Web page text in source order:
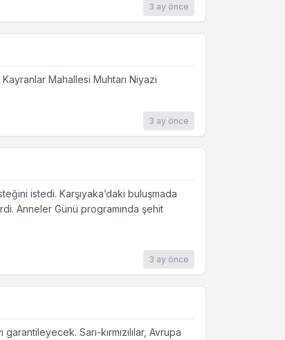
3 ay önce
Mahallesi Muhtarı Niyazi
3 ay önce
istedi. Karşıyaka’daki buluşmada
Anneler Günü programında şehit
3 ay önce
Sarı-kırmızılılar, Avrupa